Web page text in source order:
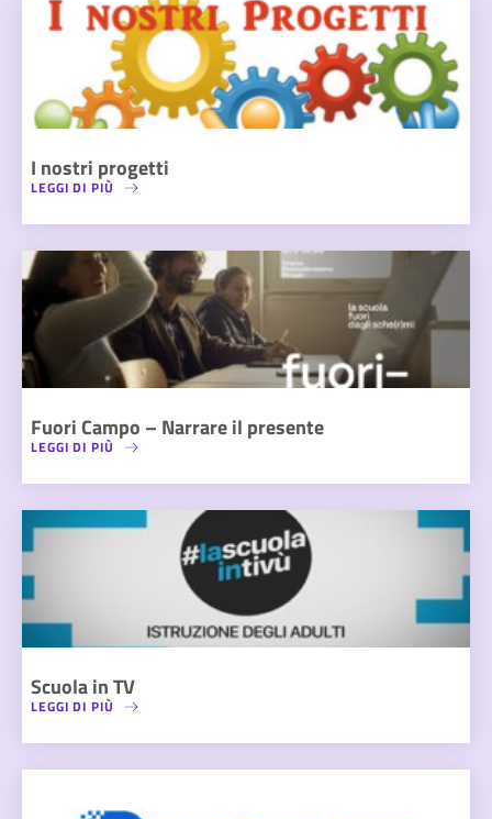
I nostri progetti
LEGGI DI PIÙ
Fuori Campo – Narrare il presente
LEGGI DI PIÙ
Scuola in TV
LEGGI DI PIÙ